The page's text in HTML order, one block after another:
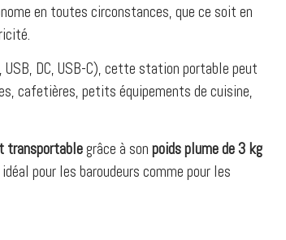
en toutes circonstances, que ce soit en
DC, USB-C), cette station portable peut
cafetières, petits équipements de cuisine,
transportablegrâce à son poids plume de 3 kg
pour les baroudeurs comme pour les